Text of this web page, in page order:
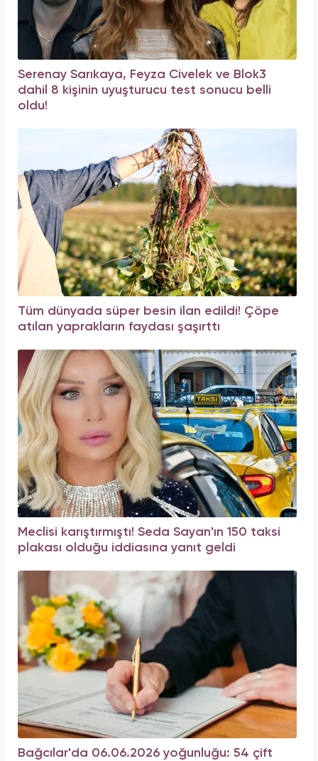
Serenay Sarıkaya, Feyza Civelek ve Blok3
dahil 8 kişinin uyuşturucu test sonucu belli
oldu!
Tüm dünyada süper besin ilan edildi! Çöpe
atılan yaprakların faydası şaşırttı
Meclisi karıştırmıştı! Seda Sayan'ın 150 taksi
plakası olduğu iddiasına yanıt geldi
Bağcılar'da 06.06.2026 yoğunluğu: 54 çift